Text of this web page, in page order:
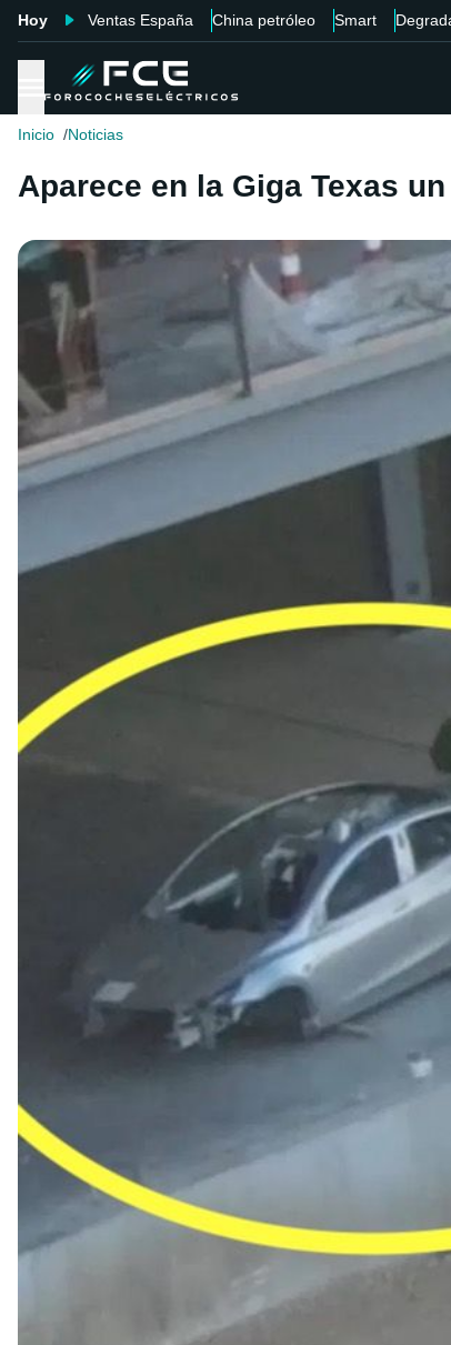
Hoy Ventas España China petróleo Smart
Inicio Noticias
Aparece en la Giga Texas